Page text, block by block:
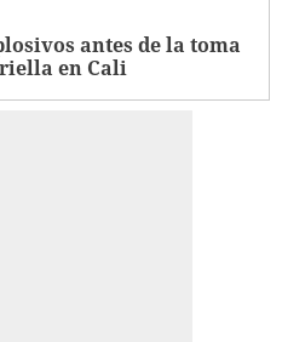
antes de la toma
en Cali